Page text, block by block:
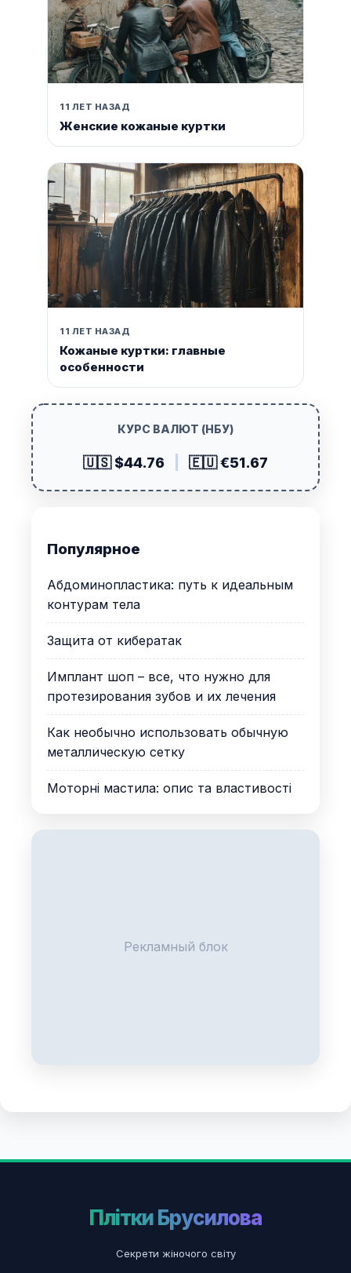
11 ЛЕТ НАЗАД
Женские кожаные куртки
11 ЛЕТ НАЗАД
Кожаные куртки: главные
особенности
КУРС ВАЛЮТ (НБУ)
🇺🇸 $44.76 🇪🇺 €51.67
Популярное
Абдоминопластика: путь к идеальным
контурам тела
Защита от кибератак
Имплант шоп – все, что нужно для
протезирования зубов и их лечения
Как необычно использовать обычную
металлическую сетку
Моторні мастила: опис та властивості
Рекламный блок
Плітки Брусилова
Секрети жіночого світу